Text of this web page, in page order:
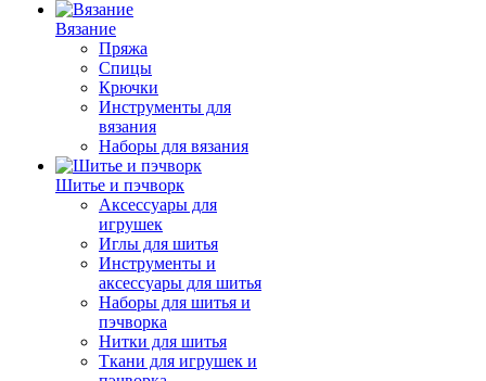
Вязание
Пряжа
Спицы
Крючки
Инструменты для
вязания
Наборы для вязания
Шитье и пэчворк
Аксессуары для
игрушек
Иглы для шитья
Инструменты и
аксессуары для шитья
Наборы для шитья и
пэчворка
Нитки для шитья
Ткани для игрушек и